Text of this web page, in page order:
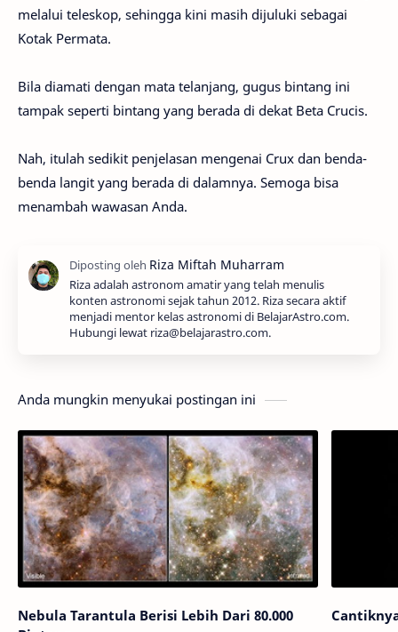
melalui teleskop, sehingga kini masih dijuluki sebagai
Kotak Permata.
Bila diamati dengan mata telanjang, gugus bintang ini
tampak seperti bintang yang berada di dekat Beta Crucis.
Nah, itulah sedikit penjelasan mengenai Crux dan benda-
benda langit yang berada di dalamnya. Semoga bisa
menambah wawasan Anda.
Riza adalah astronom amatir yang telah menulis
konten astronomi sejak tahun 2012. Riza secara aktif
menjadi mentor kelas astronomi di BelajarAstro.com.
Hubungi lewat riza@belajarastro.com.
Anda mungkin menyukai postingan ini
Nebula Tarantula Berisi Lebih Dari 80.000